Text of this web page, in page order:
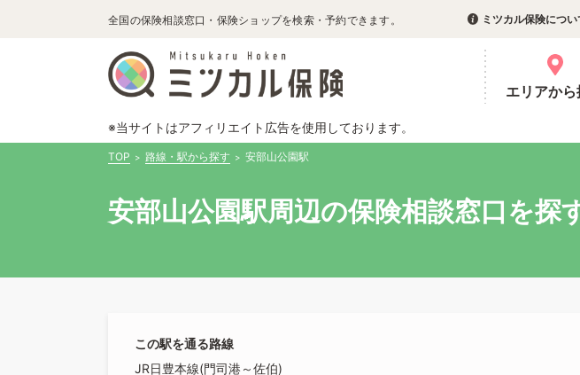
全国の保険相談窓口・保険ショップを検索・予約できます。 ミツカル保険につい
エリアか
※当サイトはアフィリエイト広告を使用しております。
TOP 路線・駅から探す 安部山公園駅
安部山公園駅周辺の保険相談窓口を探
この駅を通る路線
JR日豊本線(門司港～佐伯)